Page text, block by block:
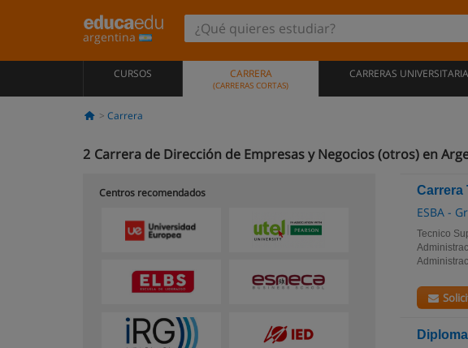
argentina
CURSOS CARRERA
(CARRERAS CORTAS)
CARRERAS
Carrera
2 Carrera de Dirección de Empresas y Negocios (otros) en
Carrera
ESBA -
Tecnico
Centros recomendados